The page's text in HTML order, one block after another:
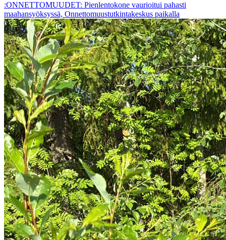
:ONNETTOMUUDET: Pienlentokone vaurioitui pahasti
maahansyöksyssä, Onnettomuustutkintakeskus paikalla